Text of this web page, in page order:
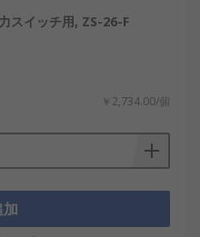
スイッチ用, ZS-26-F
￥2,734.00/個